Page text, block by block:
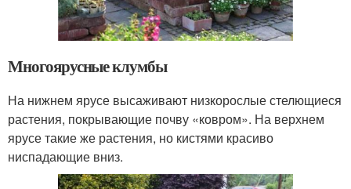
Многоярусные клумбы
На нижнем ярусе высаживают низкорослые стелющиеся
растения, покрывающие почву «ковром». На верхнем
ярусе такие же растения, но кистями красиво
ниспадающие вниз.